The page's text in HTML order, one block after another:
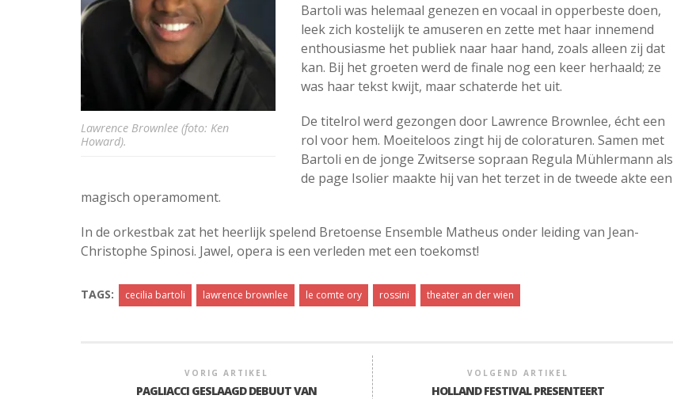
Lawrence Brownlee (foto: Ken
Howard).
Bartoli was helemaal genezen en vocaal in opperbeste doen,
leek zich kostelijk te amuseren en zette met haar innemend
enthousiasme het publiek naar haar hand, zoals alleen zij dat
kan. Bij het groeten werd de finale nog een keer herhaald; ze
was haar tekst kwijt, maar schaterde het uit.
De titelrol werd gezongen door Lawrence Brownlee, écht een
rol voor hem. Moeiteloos zingt hij de coloraturen. Samen met
Bartoli en de jonge Zwitserse sopraan Regula Mühlermann als
de page Isolier maakte hij van het terzet in de tweede akte een
magisch operamoment.
In de orkestbak zat het heerlijk spelend Bretoense Ensemble Matheus onder leiding van Jean-
Christophe Spinosi. Jawel, opera is een verleden met een toekomst!
TAGS: cecilia bartoli lawrence brownlee le comte ory rossini theater an der wien
VORIG ARTIKEL
PAGLIACCI GESLAAGD DEBUUT VAN
VOLGEND ARTIKEL
HOLLAND FESTIVAL PRESENTEERT